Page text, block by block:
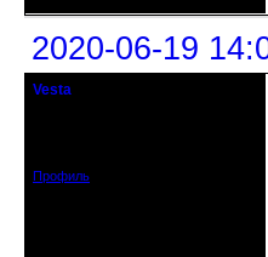
2020-06-19
Vesta
Профиль